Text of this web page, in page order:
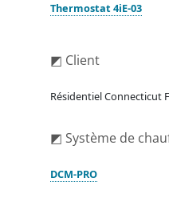
Thermostat 4iE-03
◩ Client
Résidentiel Connecticut
◩ Système de
DCM-PRO